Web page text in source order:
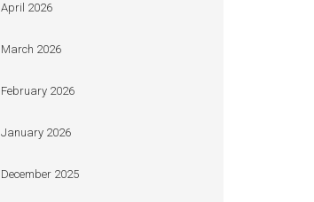
April 2026
March 2026
February 2026
January 2026
December 2025